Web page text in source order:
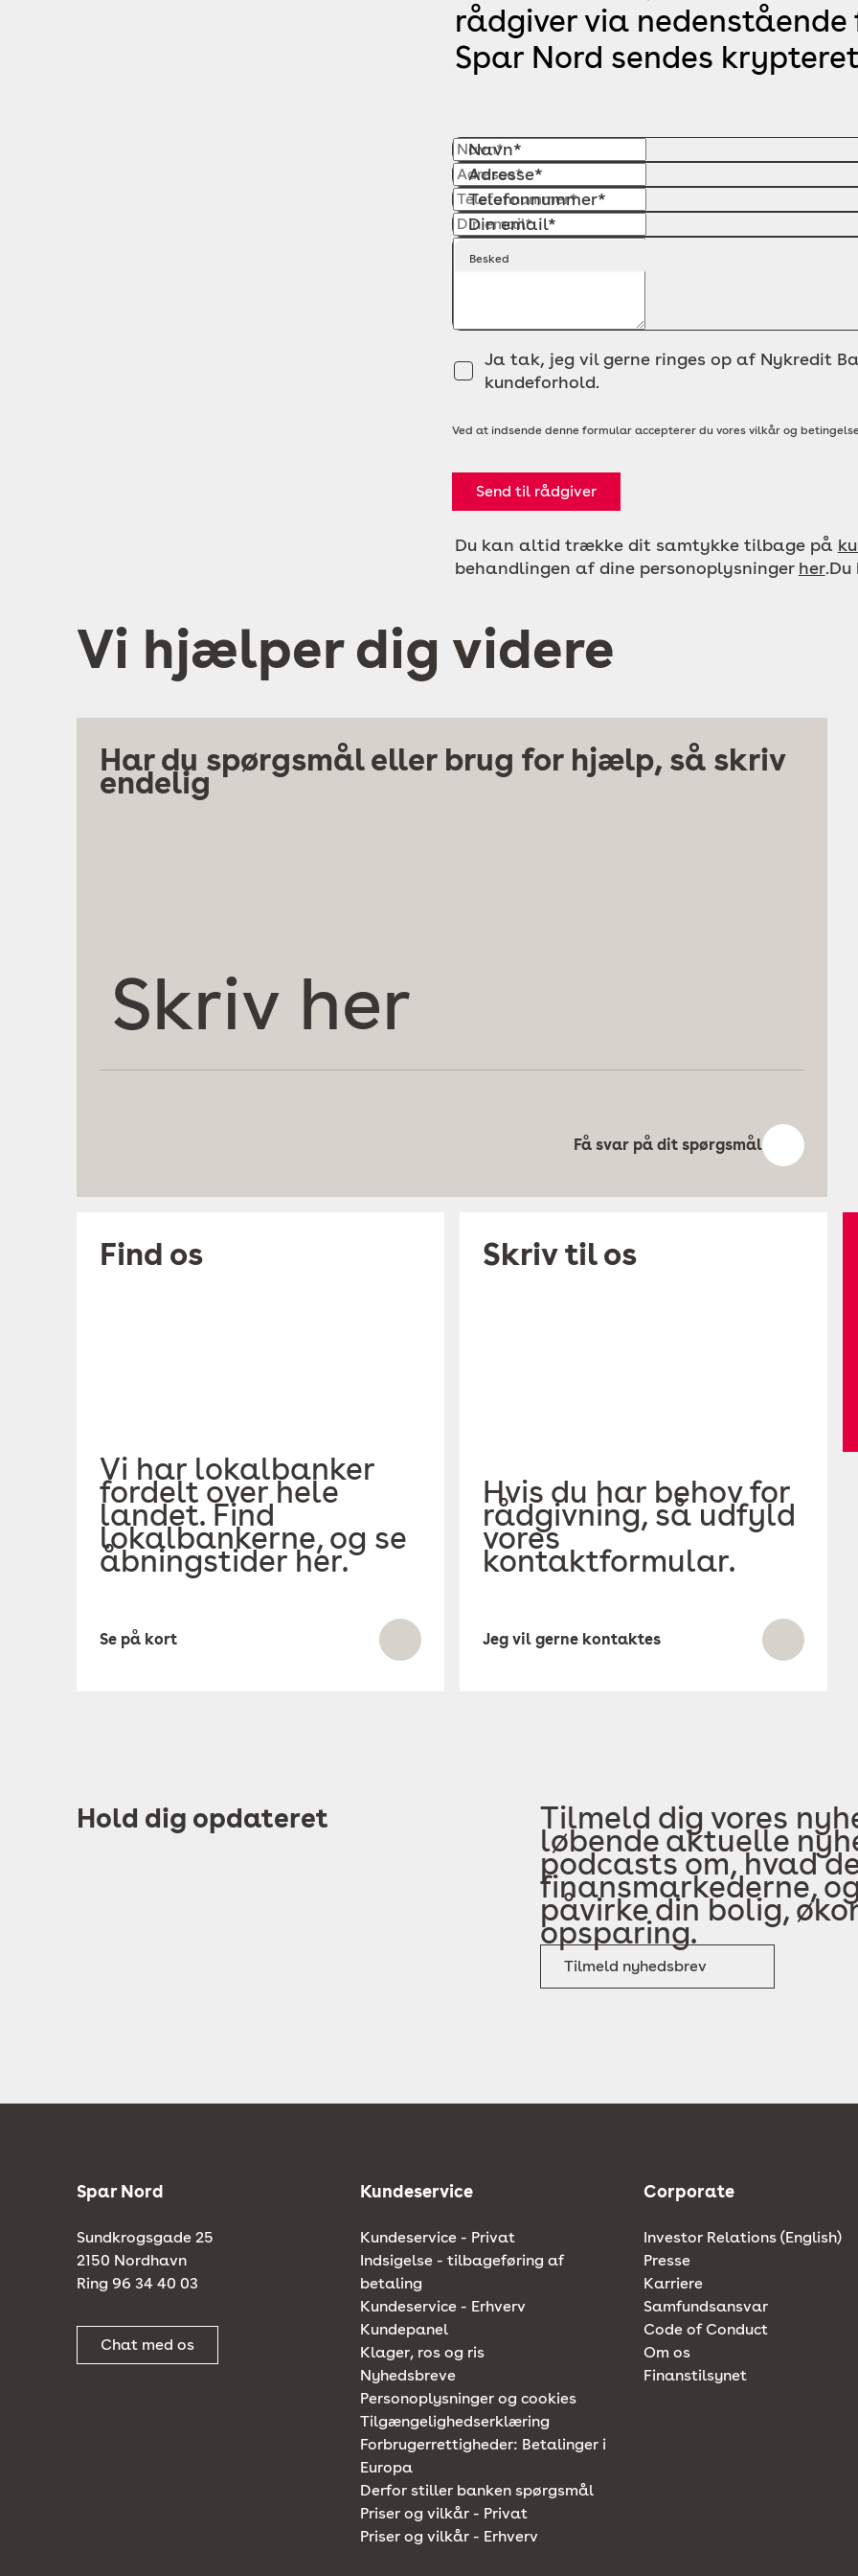
rådgiver via
Spar Nord sendes
Navn*
Adresse*
Telefonnummer*
Din email*
Besked
Ja tak, jeg vil gerne ringes op af Nykredit
kundeforhold.
Ved at indsende denne formular accepterer du vores vilkår og
Send til rådgiver
Du kan altid trække dit samtykke tilbage på
behandlingen af dine personoplysninger her
Vi hjælper dig videre
Har du spørgsmål eller brug for hjælp, så skriv
endelig
Få svar på dit spørgsmål
Find os
Vi har lokalbanker
fordelt over hele
landet. Find
lokalbankerne, og se
åbningstider her.
Se på kort
Skriv til os
Hvis du har behov for
rådgivning, så udfyld
vores
kontaktformular.
Jeg vil gerne kontaktes
Hold dig opdateret Tilmeld dig vores
løbende aktuelle
podcasts om, hvad
finansmarkederne,
påvirke din bolig,
opsparing.
Tilmeld nyhedsbrev
Spar Nord
Sundkrogsgade 25
2150 Nordhavn
Ring 96 34 40 03
Chat med os
Kundeservice
Kundeservice - Privat
Indsigelse - tilbageføring af
betaling
Kundeservice - Erhverv
Kundepanel
Klager, ros og ris
Nyhedsbreve
Personoplysninger og cookies
Tilgængelighedserklæring
Forbrugerrettigheder: Betalinger i
Europa
Derfor stiller banken spørgsmål
Priser og vilkår - Privat
Priser og vilkår - Erhverv
Corporate
Investor Relations (English)
Presse
Karriere
Samfundsansvar
Code of Conduct
Om os
Finanstilsynet